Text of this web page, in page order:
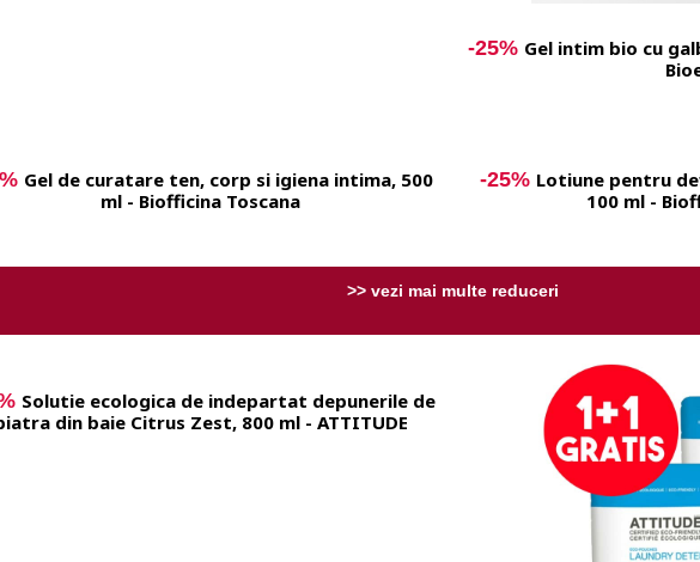
-25% Gel intim bio cu
Gel de curatare ten, corp si igiena intima, 500
ml - Biofficina Toscana
-25% Lotiune pentru
100 ml -
>> vezi mai multe reduceri
Solutie ecologica de indepartat depunerile de
din baie Citrus Zest, 800 ml - ATTITUDE